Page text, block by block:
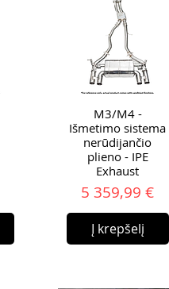
M3/M4 -
Išmetimo sistema
nerūdijančio
plieno - IPE
Exhaust
Kaina
5 359,99 €
Į krepšelį